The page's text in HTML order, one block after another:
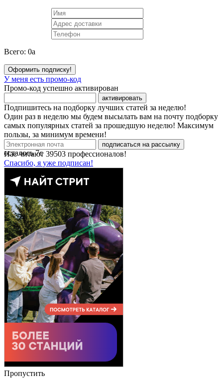
Всего: 0a
Оформить подписку!
У меня есть промо-код
Промо-код успешно активирован
активировать
Подпишитесь на подборку лучших статей за неделю!
Один раз в неделю мы будем высылать вам на почту подборку
самых популярных статей за прошедшую неделю! Максимум
пользы, за минимум времени!
подписаться на рассылку
Нас читают 39503 профессионалов!
Спасибо, я уже подписан!
осталось7с
Пропустить